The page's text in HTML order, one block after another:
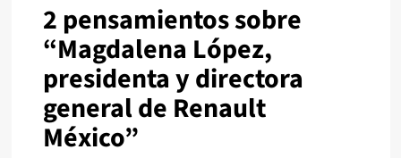
2 pensamientos sobre
“Magdalena López,
presidenta y directora
general de Renault
México”